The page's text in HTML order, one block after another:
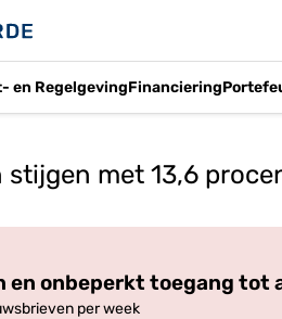
en RegelgevingFinanciering
stijgen met 13,6
en onbeperkt toegang tot
per week